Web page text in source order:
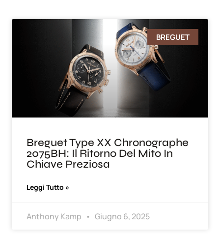
BREGUET
Breguet Type XX Chronographe
2075BH: Il Ritorno Del Mito In
Chiave Preziosa
Leggi Tutto »
Anthony Kamp Giugno 6, 2025